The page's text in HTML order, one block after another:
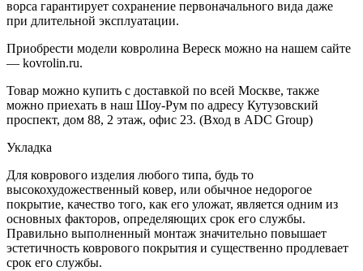
ворса гарантирует сохранение первоначального вида даже
при длительной эксплуатации.
Приобрести модели ковролина Вереск можно на нашем сайте
— kovrolin.ru.
Товар можно купить с доставкой по всей Москве, также
можно приехать в наш Шоу-Рум по адресу Кутузовский
проспект, дом 88, 2 этаж, офис 23. (Вход в ADC Group)
Укладка
Для коврового изделия любого типа, будь то
высокохудожественный ковер, или обычное недорогое
покрытие, качество того, как его уложат, является одним из
основных факторов, определяющих срок его службы.
Правильно выполненный монтаж значительно повышает
эстетичность коврового покрытия и существенно продлевает
срок его службы.